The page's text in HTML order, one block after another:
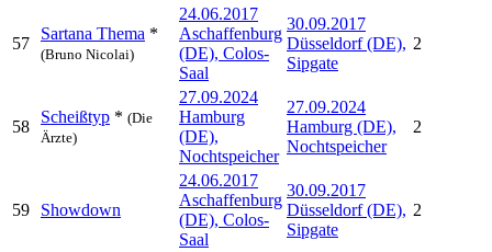
57
Sartana Thema *
(Bruno Nicolai)
24.06.2017
Aschaffenburg
(DE), Colos-
Saal
30.09.2017
Düsseldorf (DE),
Sipgate
2
58
Scheißtyp * (Die
Ärzte)
27.09.2024
Hamburg
(DE),
Nochtspeicher
27.09.2024
Hamburg (DE),
Nochtspeicher
2
59 Showdown
24.06.2017
Aschaffenburg
(DE), Colos-
Saal
30.09.2017
Düsseldorf (DE),
Sipgate
2